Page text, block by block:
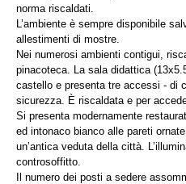
norma riscaldati.
L’ambiente è sempre disponibile
allestimenti di mostre.
Nei numerosi ambienti contigui,
pinacoteca. La sala didattica
castello e presenta tre accessi - di
sicurezza. È riscaldata e per
Si presenta modernamente
ed intonaco bianco alle pareti
un’antica veduta della città.
controsoffitto.
Il numero dei posti a sedere